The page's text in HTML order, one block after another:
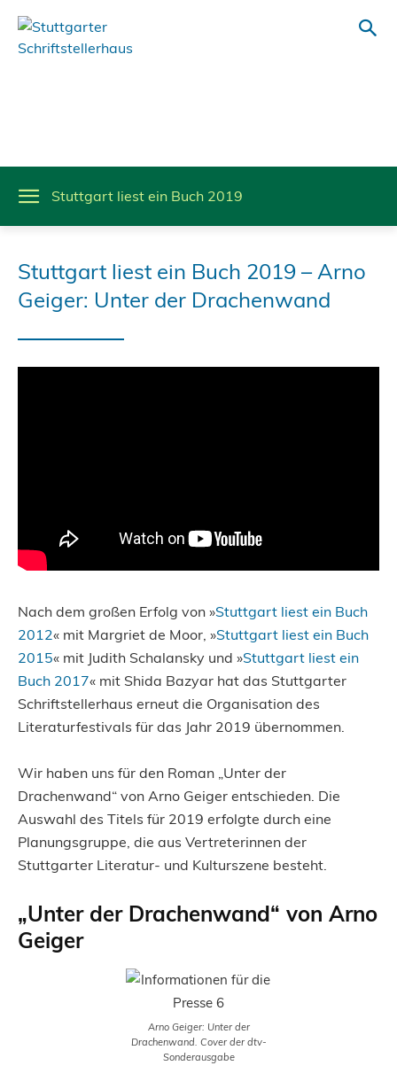
Stuttgart liest ein Buch 2019
Stuttgart liest ein Buch 2019 – Arno
Geiger: Unter der Drachenwand
Nach dem großen Erfolg von »Stuttgart liest ein Buch
2012« mit Margriet de Moor, »Stuttgart liest ein Buch
2015« mit Judith Schalansky und »Stuttgart liest ein
Buch 2017« mit Shida Bazyar hat das Stuttgarter
Schriftstellerhaus erneut die Organisation des
Literaturfestivals für das Jahr 2019 übernommen.
Wir haben uns für den Roman „Unter der
Drachenwand“ von Arno Geiger entschieden. Die
Auswahl des Titels für 2019 erfolgte durch eine
Planungsgruppe, die aus Vertreterinnen der
Stuttgarter Literatur- und Kulturszene besteht.
„Unter der Drachenwand“ von Arno
Geiger
Arno Geiger: Unter der
Drachenwand. Cover der dtv-
Sonderausgabe